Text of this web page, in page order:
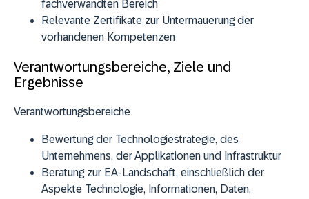
fachverwandten Bereich
Relevante Zertifikate zur Untermauerung der
vorhandenen Kompetenzen
Verantwortungsbereiche, Ziele und
Ergebnisse
Verantwortungsbereiche
Bewertung der Technologiestrategie, des
Unternehmens, der Applikationen und Infrastruktur
Beratung zur EA-Landschaft, einschließlich der
Aspekte Technologie, Informationen, Daten,